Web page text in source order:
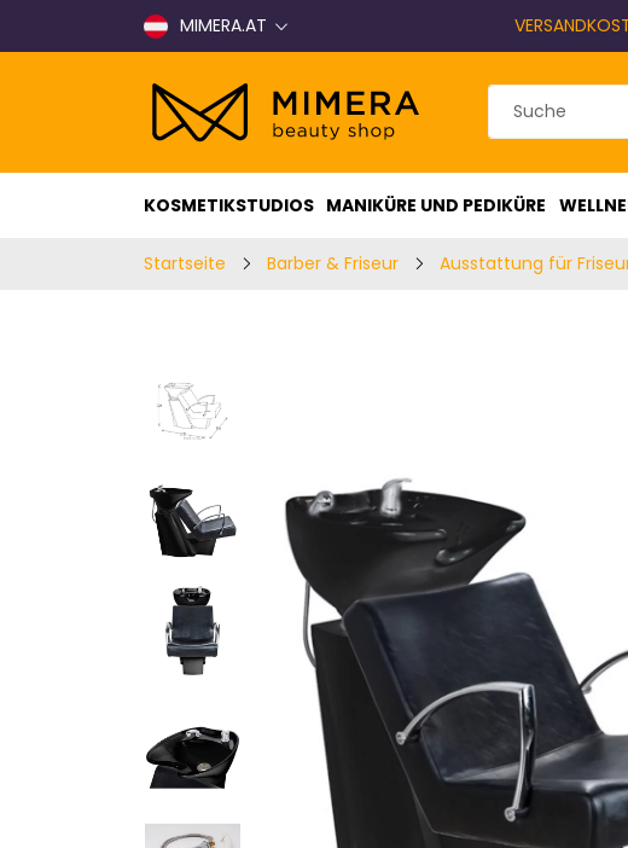
MIMERA.AT
KOSMETIKSTUDIOS MANIKÜRE UND PEDIKÜRE
Startseite Barber & Friseur Ausstattung für